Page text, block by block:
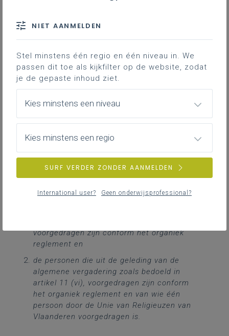
Doel
Vlaanderen uit. Hij keurt het beleidsplan van
onze netwerkorganisatie goed, bekrachtigt
visiedocumenten en standpunten van onze
Samenstelling
Conform artikel 20 van de statuten wordt de
raad van bestuur als volgt samengesteld:
de vertegenwoordigers van de leden die uit
voorgedragen zijn conform het organiek
reglement en
de personen die uit de geleding van de
algemene vergadering zoals bedoeld in
artikel 11 (vi), voorgedragen zijn conform
het organiek reglement en van wie één
persoon door de Unie van Religieuzen van
Vlaanderen voorgedragen is.
NIET AANMELDEN
Stel minstens één regio en één niveau in. We
passen dit toe als kijkfilter op de website, zodat
je de gepaste inhoud ziet.
Kies minstens een niveau
Kies minstens een regio
SURF VERDER ZONDER AANMELDEN
International user? Geen onderwijsprofessional?